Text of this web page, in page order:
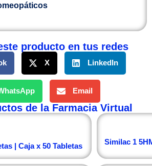
producto en tus redes
X LinkedIn
Email
de la Farmacia Virtual
| Caja x 50 Tabletas Similac 1